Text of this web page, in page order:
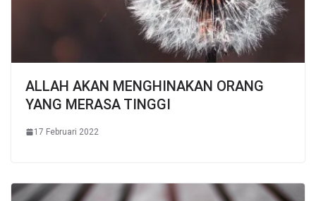
ALLAH AKAN MENGHINAKAN ORANG
YANG MERASA TINGGI
17 Februari 2022